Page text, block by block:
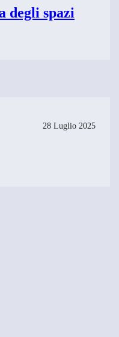
degli spazi
28 Luglio 2025